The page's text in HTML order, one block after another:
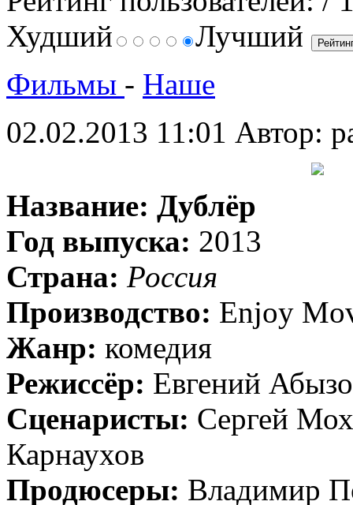
Худший
Лучший
Фильмы - Наше
02.02.2013 11:01 Автор:
Название: Дублёр
Год выпуска: 2013
Страна: Россия
Производство: Enjoy
Жанр: комедия
Режиссёр: Евгений
Сценаристы: Сергей
Карнаухов
Продюсеры: Владимир